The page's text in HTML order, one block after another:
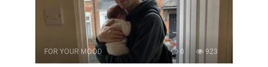
FOR YOUR MOOD 0 923